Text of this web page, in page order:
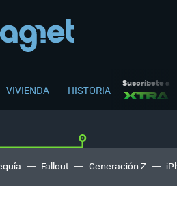
VIVIENDA HISTORIA Suscríbete a
Fallout Generación Z